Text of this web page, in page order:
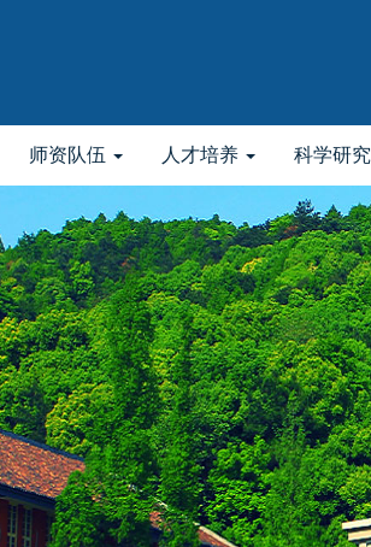
师资队伍 人才培养 科学研究